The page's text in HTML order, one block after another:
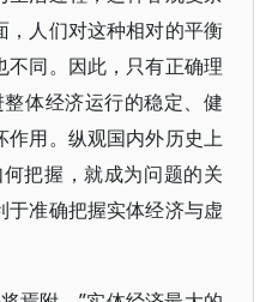
，人们对这种相对的平衡
同。因此，只有正确理
体经济运行的稳定、健
作用。纵观国内外历史上
把握，就成为问题的关
准确把握实体经济与虚